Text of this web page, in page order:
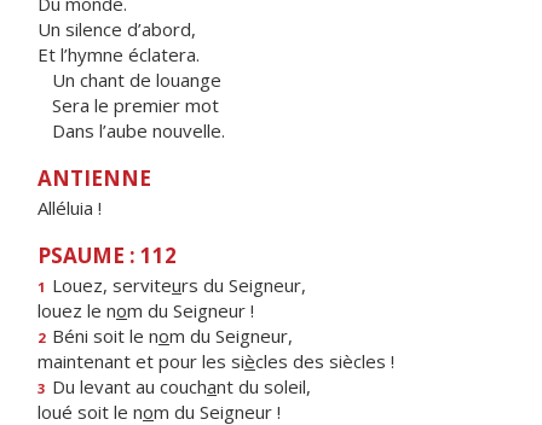
Un silence d’abord,
Et l’hymne éclatera.
Un chant de louange
Sera le premier mot
Dans l’aube nouvelle.
ANTIENNE
Alléluia !
PSAUME : 112
1 Louez, serviteurs du Seigneur,
louez le nom du Seigneur !
2 Béni soit le nom du Seigneur,
maintenant et pour les siècles des siècles !
3 Du levant au couchant du soleil,
loué soit le nom du Seigneur !